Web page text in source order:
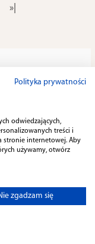
»|
Polityka prywatności
odwiedzających,
treści i
stronie internetowej. Aby
używamy, otwórz
zgadzam się